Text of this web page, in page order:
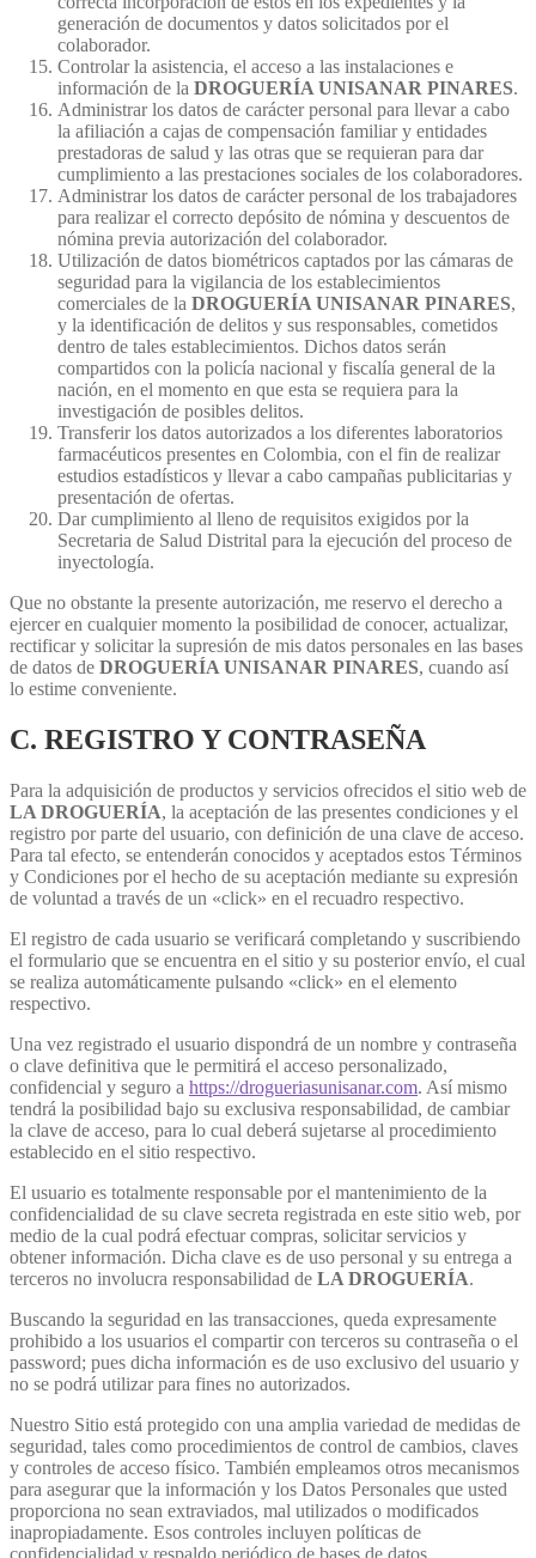
generación de documentos y datos solicitados por el
colaborador.
Controlar la asistencia, el acceso a las instalaciones e
información de la DROGUERÍA UNISANAR PINARES.
Administrar los datos de carácter personal para llevar a cabo
la afiliación a cajas de compensación familiar y entidades
prestadoras de salud y las otras que se requieran para dar
cumplimiento a las prestaciones sociales de los colaboradores.
Administrar los datos de carácter personal de los trabajadores
para realizar el correcto depósito de nómina y descuentos de
nómina previa autorización del colaborador.
Utilización de datos biométricos captados por las cámaras de
seguridad para la vigilancia de los establecimientos
comerciales de la DROGUERÍA UNISANAR PINARES,
y la identificación de delitos y sus responsables, cometidos
dentro de tales establecimientos. Dichos datos serán
compartidos con la policía nacional y fiscalía general de la
nación, en el momento en que esta se requiera para la
investigación de posibles delitos.
Transferir los datos autorizados a los diferentes laboratorios
farmacéuticos presentes en Colombia, con el fin de realizar
estudios estadísticos y llevar a cabo campañas publicitarias y
presentación de ofertas.
Dar cumplimiento al lleno de requisitos exigidos por la
Secretaria de Salud Distrital para la ejecución del proceso de
inyectología.
Que no obstante la presente autorización, me reservo el derecho a
ejercer en cualquier momento la posibilidad de conocer, actualizar,
rectificar y solicitar la supresión de mis datos personales en las bases
de datos de DROGUERÍA UNISANAR PINARES, cuando así
lo estime conveniente.
C. REGISTRO Y CONTRASEÑA
Para la adquisición de productos y servicios ofrecidos el sitio web de
LA DROGUERÍA, la aceptación de las presentes condiciones y el
registro por parte del usuario, con definición de una clave de acceso.
Para tal efecto, se entenderán conocidos y aceptados estos Términos
y Condiciones por el hecho de su aceptación mediante su expresión
de voluntad a través de un «click» en el recuadro respectivo.
El registro de cada usuario se verificará completando y suscribiendo
el formulario que se encuentra en el sitio y su posterior envío, el cual
se realiza automáticamente pulsando «click» en el elemento
respectivo.
Una vez registrado el usuario dispondrá de un nombre y contraseña
o clave definitiva que le permitirá el acceso personalizado,
confidencial y seguro a https://drogueriasunisanar.com. Así mismo
tendrá la posibilidad bajo su exclusiva responsabilidad, de cambiar
la clave de acceso, para lo cual deberá sujetarse al procedimiento
establecido en el sitio respectivo.
El usuario es totalmente responsable por el mantenimiento de la
confidencialidad de su clave secreta registrada en este sitio web, por
medio de la cual podrá efectuar compras, solicitar servicios y
obtener información. Dicha clave es de uso personal y su entrega a
terceros no involucra responsabilidad de LA DROGUERÍA.
Buscando la seguridad en las transacciones, queda expresamente
prohibido a los usuarios el compartir con terceros su contraseña o el
password; pues dicha información es de uso exclusivo del usuario y
no se podrá utilizar para fines no autorizados.
Nuestro Sitio está protegido con una amplia variedad de medidas de
seguridad, tales como procedimientos de control de cambios, claves
y controles de acceso físico. También empleamos otros mecanismos
para asegurar que la información y los Datos Personales que usted
proporciona no sean extraviados, mal utilizados o modificados
inapropiadamente. Esos controles incluyen políticas de